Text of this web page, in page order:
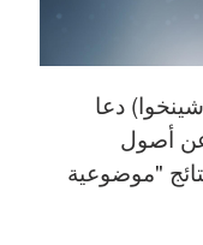
18 سبتمبر 2021 (شينخوا) دعا
أصول
نتائج "موضوعية